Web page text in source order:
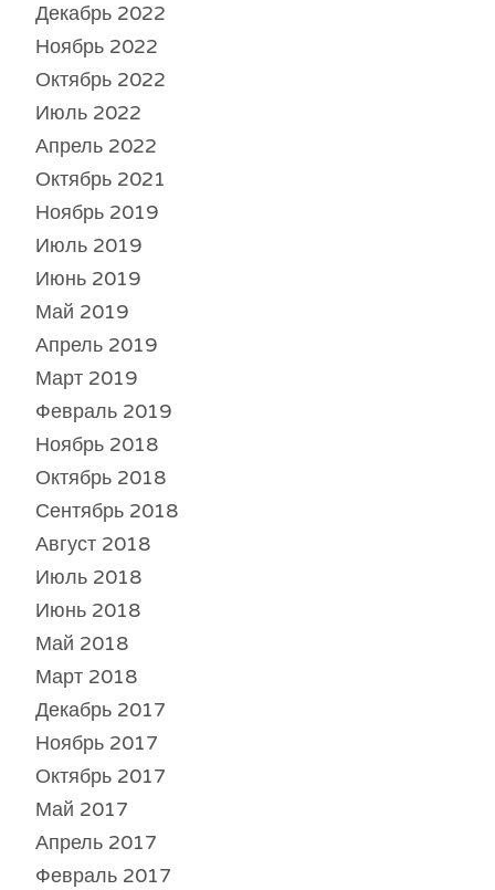
Декабрь 2022
Ноябрь 2022
Октябрь 2022
Июль 2022
Апрель 2022
Октябрь 2021
Ноябрь 2019
Июль 2019
Июнь 2019
Май 2019
Апрель 2019
Март 2019
Февраль 2019
Ноябрь 2018
Октябрь 2018
Сентябрь 2018
Август 2018
Июль 2018
Июнь 2018
Май 2018
Март 2018
Декабрь 2017
Ноябрь 2017
Октябрь 2017
Май 2017
Апрель 2017
Февраль 2017